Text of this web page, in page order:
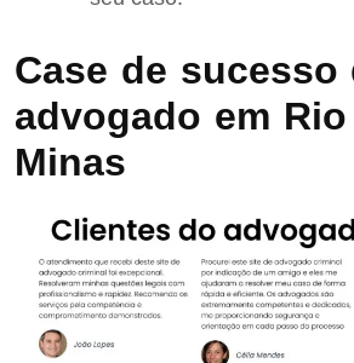
Case de
advogado em
Minas